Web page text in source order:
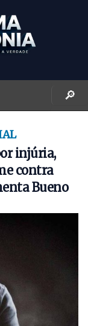
🔎
injúria,
contra
Bueno